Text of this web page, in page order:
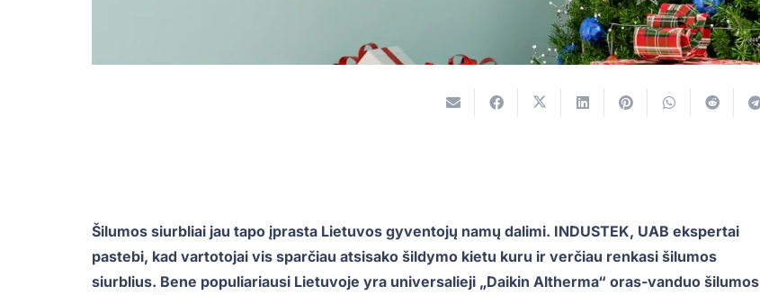
Šilumos siurbliai jau tapo įprasta Lietuvos gyventojų namų dalimi. INDUSTEK, UAB ekspertai
pastebi, kad vartotojai vis sparčiau atsisako šildymo kietu kuru ir verčiau renkasi šilumos
siurblius. Bene populiariausi Lietuvoje yra universalieji „Daikin Altherma“ oras-vanduo šilumos